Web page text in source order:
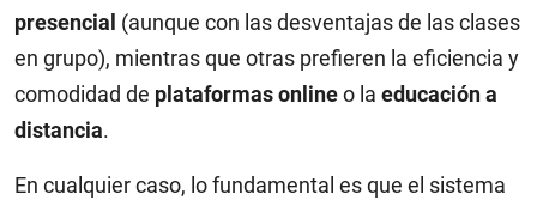
presencial (aunque con las desventajas de las clases
en grupo), mientras que otras prefieren la eficiencia y
comodidad de plataformas onlineo la educación a
distancia.
En cualquier caso, lo fundamental es que el sistema